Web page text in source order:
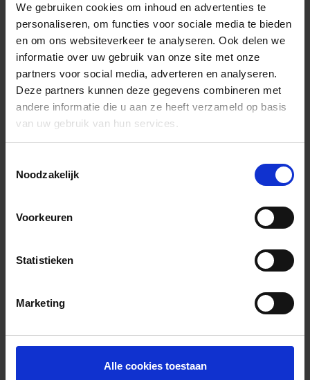
We gebruiken cookies om inhoud en advertenties te
personaliseren, om functies voor sociale media te bieden
en om ons websiteverkeer te analyseren. Ook delen we
informatie over uw gebruik van onze site met onze
partners voor social media, adverteren en analyseren.
Deze partners kunnen deze gegevens combineren met
andere informatie die u aan ze heeft verzameld op basis
van uw gebruik van hun services.
Noodzakelijk
Voorkeuren
Statistieken
Marketing
Alle cookies toestaan